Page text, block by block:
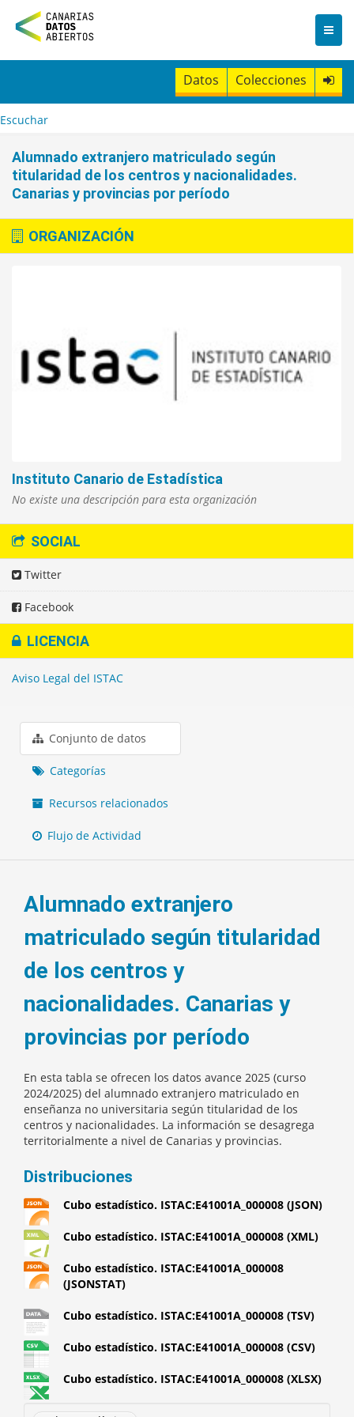
n
t
Datos Colecciones
Escuchar
Alumnado extranjero matriculado según
titularidad de los centros y nacionalidades.
Canarias y provincias por período
ORGANIZACIÓN
Instituto Canario de Estadística
No existe una descripción para esta organización
SOCIAL
Twitter
Facebook
LICENCIA
Aviso Legal del ISTAC
Conjunto de datos
Categorías
Recursos relacionados
Flujo de Actividad
Alumnado extranjero
matriculado según titularidad
de los centros y
nacionalidades. Canarias y
provincias por período
En esta tabla se ofrecen los datos avance 2025 (curso
2024/2025) del alumnado extranjero matriculado en
enseñanza no universitaria según titularidad de los
centros y nacionalidades. La información se desagrega
territorialmente a nivel de Canarias y provincias.
Distribuciones
Cubo estadístico. ISTAC:E41001A_000008 (JSON)
Cubo estadístico. ISTAC:E41001A_000008 (XML)
Cubo estadístico. ISTAC:E41001A_000008
(JSONSTAT)
Cubo estadístico. ISTAC:E41001A_000008 (TSV)
Cubo estadístico. ISTAC:E41001A_000008 (CSV)
Cubo estadístico. ISTAC:E41001A_000008 (XLSX)